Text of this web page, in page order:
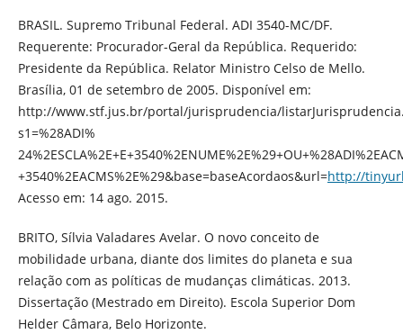
BRASIL. Supremo Tribunal Federal. ADI 3540-MC/DF.
Requerente: Procurador-Geral da República. Requerido:
Presidente da República. Relator Ministro Celso de Mello.
Brasília, 01 de setembro de 2005. Disponível em:
http://www.stf.jus.br/portal/jurisprudencia/
s1=%28ADI%
+3540%2EACMS%2E%29&base=baseAcordaos&url=http://
Acesso em: 14 ago. 2015.
BRITO, Sílvia Valadares Avelar. O novo conceito de
mobilidade urbana, diante dos limites do planeta e sua
relação com as políticas de mudanças climáticas. 2013.
Dissertação (Mestrado em Direito). Escola Superior Dom
Helder Câmara, Belo Horizonte.